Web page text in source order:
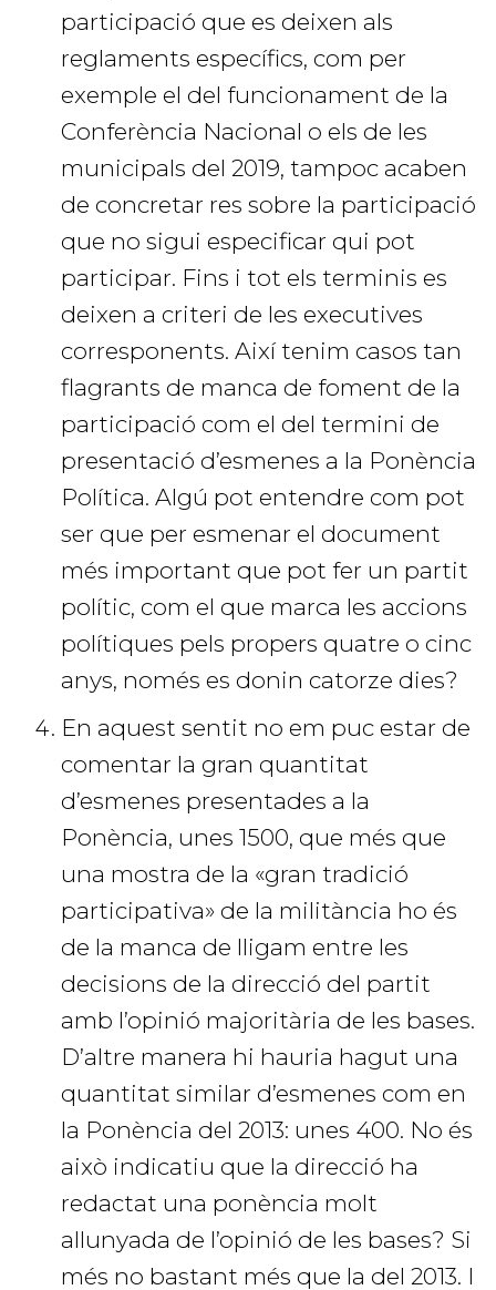
participació que es deixen als
reglaments específics, com per
exemple el del funcionament de la
Conferència Nacional o els de les
municipals del 2019, tampoc acaben
de concretar res sobre la participació
que no sigui especificar qui pot
participar. Fins i tot els terminis es
deixen a criteri de les executives
corresponents. Així tenim casos tan
flagrants de manca de foment de la
participació com el del termini de
presentació d’esmenes a la Ponència
Política. Algú pot entendre com pot
ser que per esmenar el document
més important que pot fer un partit
polític, com el que marca les accions
polítiques pels propers quatre o cinc
anys, només es donin catorze dies?
En aquest sentit no em puc estar de
comentar la gran quantitat
d’esmenes presentades a la
Ponència, unes 1500, que més que
una mostra de la «gran tradició
participativa» de la militància ho és
de la manca de lligam entre les
decisions de la direcció del partit
amb l’opinió majoritària de les bases.
D’altre manera hi hauria hagut una
quantitat similar d’esmenes com en
la Ponència del 2013: unes 400. No és
això indicatiu que la direcció ha
redactat una ponència molt
allunyada de l’opinió de les bases? Si
més no bastant més que la del 2013. I